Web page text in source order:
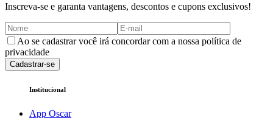
Inscreva-se e garanta vantagens, descontos e cupons exclusivos!
Ao se cadastrar você irá concordar com a nossa política de
privacidade
Cadastrar-se
Institucional
App Oscar